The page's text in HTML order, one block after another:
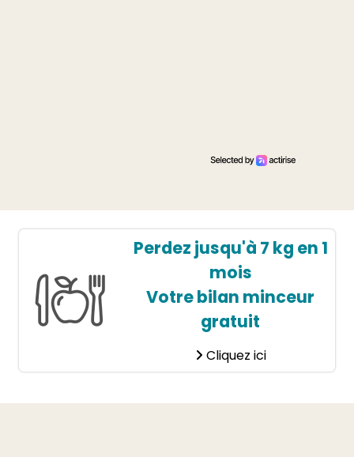
Perdez jusqu'à 7 kg en 1
mois
Votre bilan minceur
gratuit
Cliquez ici